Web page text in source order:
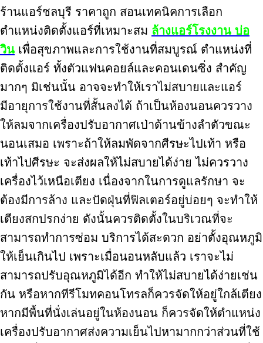
ร้านแอร์ชลบุรี ราคาถูก สอนเทคนิคการเลือก
ตำแหน่งติดตั้งแอร์ที่เหมาะสม ล้างแอร์โรงงาน บ่อ
วิน เพื่อสุขภาพและการใช้งานที่สมบูรณ์ ตำแหน่งที่
ติดตั้งแอร์ ทั้งตัวแฟนคอยล์และคอนเดนซิ่ง สำคัญ
มากๆ มิเช่นนั้น อาจจะทำให้เราไม่สบายและแอร์
มีอายุการใช้งานที่สั้นลงได้ ถ้าเป็นห้องนอนควรวาง
ให้ลมจากเครื่องปรับอากาศเป่าด้านข้างลำตัวขณะ
นอนเสมอ เพราะถ้าให้ลมพัดจากศีรษะไปเท้า หรือ
เท้าไปศีรษะ จะส่งผลให้ไม่สบายได้ง่าย ไม่ควรวาง
เครื่องไว้เหนือเตียง เนื่องจากในการดูแลรักษา จะ
ต้องมีการล้าง และปัดฝุ่นที่ฟิลเตอร์อยู่บ่อยๆ จะทำให้
เตียงสกปรกง่าย ดังนั้นควรติดตั้งในบริเวณที่จะ
สามารถทำการซ่อม บริการได้สะดวก อย่าตั้งอุณหภูมิ
ให้เย็นเกินไป เพราะเมื่อนอนหลับแล้ว เราจะไม่
สามารถปรับอุณหภูมิได้อีก ทำให้ไม่สบายได้ง่ายเช่น
กัน หรือหากทีรีโมทคอนโทรลก็ควรจัดให้อยู่ใกล้เตียง
หากมีพื้นที่นั่งเล่นอยู่ในห้องนอน ก็ควรจัดให้ตำแหน่ง
เครื่องปรับอากาศส่งความเย็นไปหามากกว่าส่วนที่ใช้